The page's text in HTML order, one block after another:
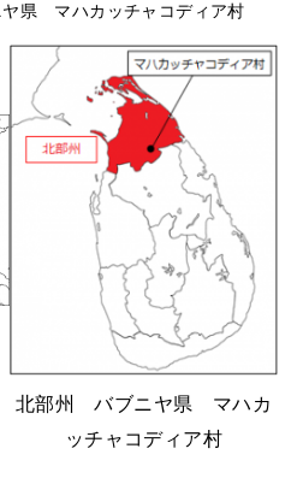
県 マハカッチャコディア村
北部州 バブニヤ県 マハカ
ッチャコディア村